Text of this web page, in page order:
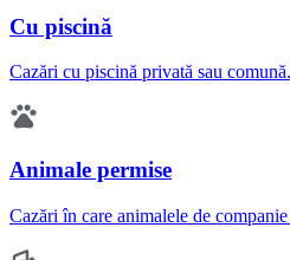
Cu piscină
Cazări cu piscină privată sau comună.
Animale permise
Cazări în care animalele de